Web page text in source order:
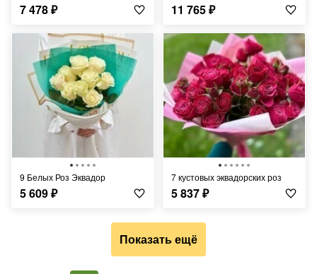
7 478₽ 11 765₽
9 Белых Роз Эквадор
5 609₽
7 кустовых эквадорских роз
5 837₽
Показать ещё